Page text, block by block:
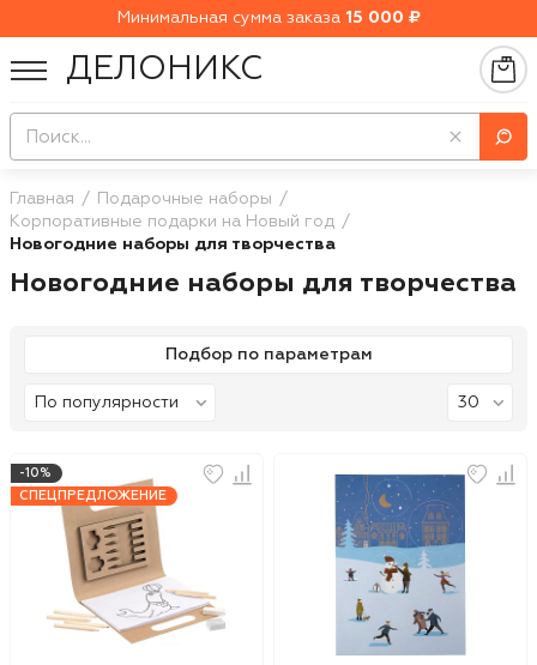
Минимальная сумма заказа 15 000 ₽
ДЕЛОНИКС
Главная
Подарочные наборы
Корпоративные подарки на Новый год
Новогодние наборы для творчества
Новогодние наборы для творчества
Подбор по параметрам
-10%
СПЕЦПРЕДЛОЖЕНИЕ